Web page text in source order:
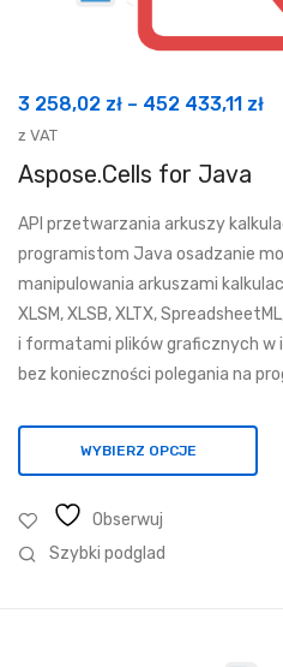
3 258,02 zł – 452 433,11 zł
do
z VAT
Aspose.Cells for Java
API przetwarzania arkuszy
programistom Java osadzanie
manipulowania arkuszami
XLSM, XLSB, XLTX,
i formatami plików graficznych w
bez konieczności polegania na
WYBIERZ OPCJE
Obserwuj
Szybki podglad